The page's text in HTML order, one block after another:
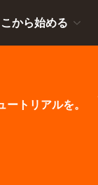
から始める
トリアルを。